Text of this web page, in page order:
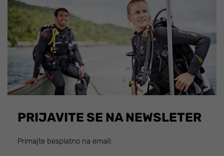
PRIJAVITE SE NA NEWSLETER
Primajte besplatno na email: